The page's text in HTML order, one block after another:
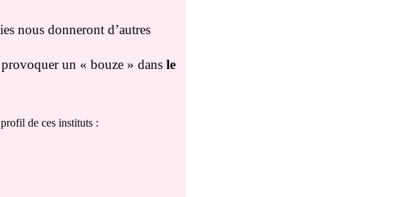
nous donneront d’autres
un « bouze » dans le
de ces instituts :